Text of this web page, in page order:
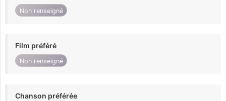
Non renseigné
Film préféré
Non renseigné
Chanson préférée